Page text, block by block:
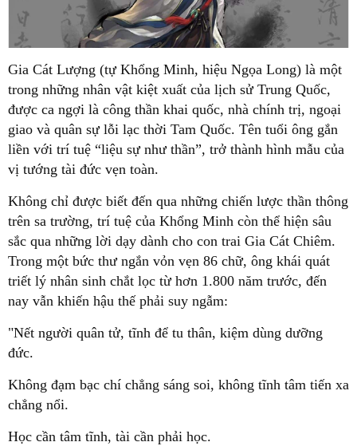
Gia Cát Lượng (tự Khổng Minh, hiệu Ngọa Long) là một
trong những nhân vật kiệt xuất của lịch sử Trung Quốc,
được ca ngợi là công thần khai quốc, nhà chính trị, ngoại
giao và quân sự lỗi lạc thời Tam Quốc. Tên tuổi ông gắn
liền với trí tuệ “liệu sự như thần”, trở thành hình mẫu của
vị tướng tài đức vẹn toàn.
Không chỉ được biết đến qua những chiến lược thần thông
trên sa trường, trí tuệ của Khổng Minh còn thể hiện sâu
sắc qua những lời dạy dành cho con trai Gia Cát Chiêm.
Trong một bức thư ngắn vỏn vẹn 86 chữ, ông khái quát
triết lý nhân sinh chắt lọc từ hơn 1.800 năm trước, đến
nay vẫn khiến hậu thế phải suy ngẫm:
"Nết người quân tử, tĩnh để tu thân, kiệm dùng dưỡng
đức.
Không đạm bạc chí chẳng sáng soi, không tĩnh tâm tiến xa
chẳng nổi.
Học cần tâm tĩnh, tài cần phải học.